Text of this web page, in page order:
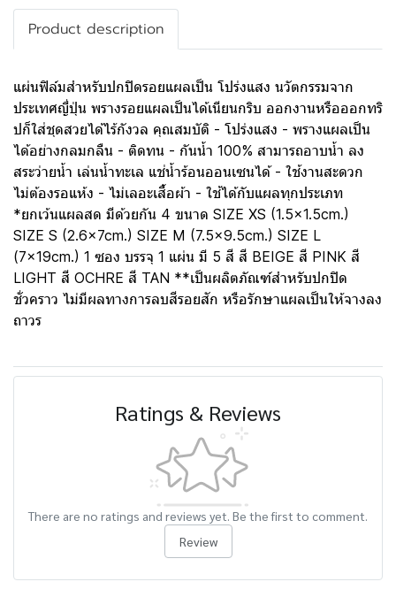
Product description
แผ่นฟิล์มสำหรับปกปิดรอยแผลเป็น โปร่งแสง นวัตกรรมจาก
ประเทศญี่ปุ่น พรางรอยแผลเป็นได้เนียนกริบ ออกงานหรือออกทริ
ปก็ใส่ชุดสวยได้ไร้กังวล คุณสมบัติ - โปร่งแสง - พรางแผลเป็น
ได้อย่างกลมกลืน - ติดทน - กันน้ำ 100% สามารถอาบน้ำ ลง
สระว่ายน้ำ เล่นน้ำทะเล แช่น้ำร้อนออนเซนได้ - ใช้งานสะดวก
ไม่ต้องรอแห้ง - ไม่เลอะเสื้อผ้า - ใช้ได้กับแผลทุกประเภท
*ยกเว้นแผลสด มีด้วยกัน 4 ขนาด SIZE XS (1.5x1.5cm.)
SIZE S (2.6x7cm.) SIZE M (7.5x9.5cm.) SIZE L
(7x19cm.) 1 ซอง บรรจุ 1 แผ่น มี 5 สี สี BEIGE สี PINK สี
LIGHT สี OCHRE สี TAN **เป็นผลิตภัณฑ์สำหรับปกปิด
ชั่วคราว ไม่มีผลทางการลบสีรอยสัก หรือรักษาแผลเป็นให้จางลง
ถาวร
Ratings & Reviews
There are no ratings and reviews yet. Be the first to comment.
Review